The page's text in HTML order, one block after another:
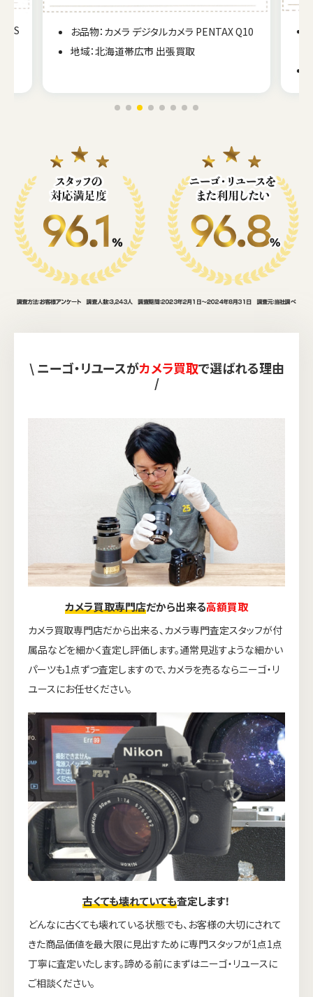
お品物：カメラ デジタルカメラ PENTAX Q10
地域：北海道帯広市 出張買取
\ ニーゴ・リユースがカメラ買取で選ばれる理由
/
カメラ買取専門店だから出来る高額買取
カメラ買取専門店だから出来る、カメラ専門査定スタッフが付
属品などを細かく査定し評価します。通常見逃すような細かい
パーツも1点ずつ査定しますので、カメラを売るならニーゴ・リ
ユースにお任せください。
古くても壊れていても査定します！
どんなに古くても壊れている状態でも、お客様の大切にされて
きた商品価値を最大限に見出すために専門スタッフが1点1点
丁寧に査定いたします。諦める前にまずはニーゴ・リユースに
ご相談ください。